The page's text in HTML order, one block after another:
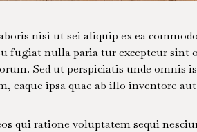
nisi ut sei aliquip ex ea
fugiat nulla paria tur excepteur sint
Sed ut perspiciatis unde omnis
eaque ipsa quae ab illo inventore
qui ratione voluptatem sequi